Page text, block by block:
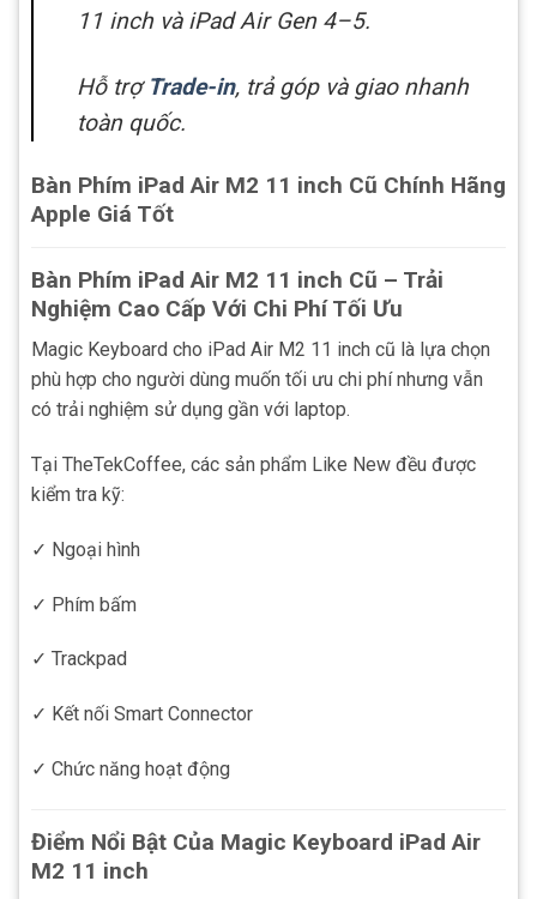
11 inch và iPad Air Gen 4–5.
Hỗ trợ Trade-in, trả góp và giao nhanh
toàn quốc.
Bàn Phím iPad Air M2 11 inch Cũ Chính Hãng
Apple Giá Tốt
Bàn Phím iPad Air M2 11 inch Cũ – Trải
Nghiệm Cao Cấp Với Chi Phí Tối Ưu
Magic Keyboard cho iPad Air M2 11 inch cũ là lựa chọn
phù hợp cho người dùng muốn tối ưu chi phí nhưng vẫn
có trải nghiệm sử dụng gần với laptop.
Tại TheTekCoffee, các sản phẩm Like New đều được
kiểm tra kỹ:
✓ Ngoại hình
✓ Phím bấm
✓ Trackpad
✓ Kết nối Smart Connector
✓ Chức năng hoạt động
Điểm Nổi Bật Của Magic Keyboard iPad Air
M2 11 inch